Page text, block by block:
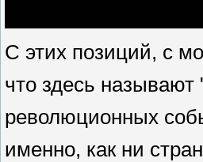
С этих позиций, с
что здесь называют
революционных
именно, как ни